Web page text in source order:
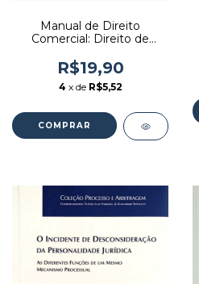
Manual de Direito
Comercial: Direito de
Ulhoa Coelho (2013)
[usado]
R$19,90
4 x de R$5,52